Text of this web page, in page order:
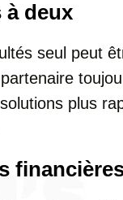
à deux
seul peut
plus